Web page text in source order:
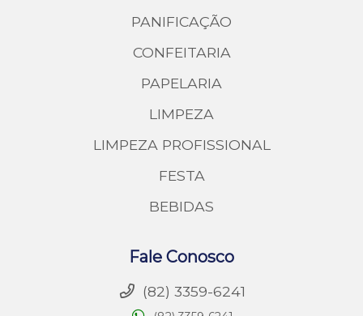
PANIFICAÇÃO
CONFEITARIA
PAPELARIA
LIMPEZA
LIMPEZA PROFISSIONAL
FESTA
BEBIDAS
Fale Conosco
(82) 3359-6241